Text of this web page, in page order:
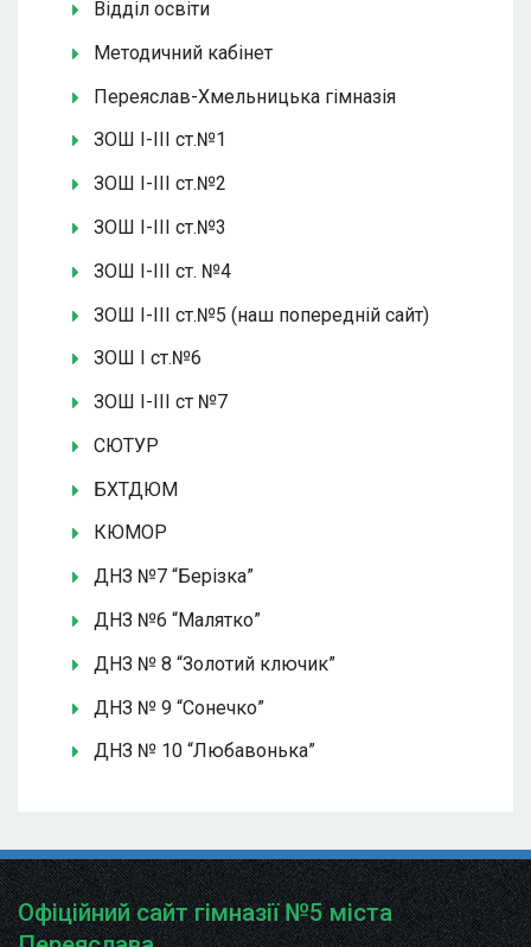
Відділ освіти
Методичний кабінет
Переяслав-Хмельницька гімназія
ЗОШ І-ІІІ ст.№1
ЗОШ І-ІІІ ст.№2
ЗОШ І-ІІІ ст.№3
ЗОШ І-ІІІ ст. №4
ЗОШ І-ІІІ ст.№5 (наш попередній сайт)
ЗОШ І ст.№6
ЗОШ І-ІІІ ст №7
СЮТУР
БХТДЮМ
КЮМОР
ДНЗ №7 “Берізка”
ДНЗ №6 “Малятко”
ДНЗ № 8 “Золотий ключик”
ДНЗ № 9 “Сонечко”
ДНЗ № 10 “Любавонька”
Офіційний сайт гімназії №5 міста